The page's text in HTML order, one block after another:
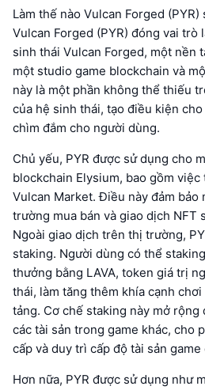
Làm thế nào Vulcan Forged
Vulcan Forged (PYR) đóng vai trò
sinh thái Vulcan Forged, một nền
một studio game blockchain và
này là một phần không thể thiếu
của hệ sinh thái, tạo điều kiện
chìm đắm cho người dùng.
Chủ yếu, PYR được sử dụng cho
blockchain Elysium, bao gồm
Vulcan Market. Điều này đảm bảo
trường mua bán và giao dịch NFT
Ngoài giao dịch trên thị trường,
staking. Người dùng có thể
thưởng bằng LAVA, token giá trị
thái, làm tăng thêm khía cạnh
tảng. Cơ chế staking này mở rộng
các tài sản trong game khác, cho
cấp và duy trì cấp độ tài sản game
Hơn nữa, PYR được sử dụng như